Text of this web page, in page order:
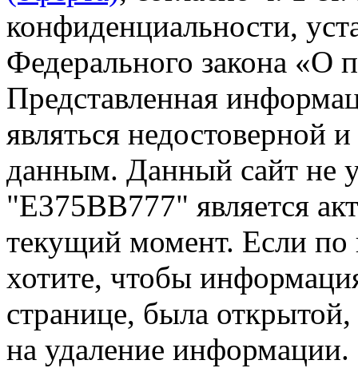
конфиденциальности,
Федерального закона «О
Представленная
являться недостоверной
данным. Данный сайт не
"Е375ВВ777" является
текущий момент. Если
хотите, чтобы
странице, была открытой,
на удаление информации.